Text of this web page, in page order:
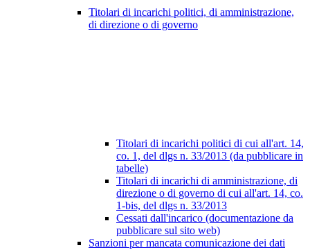
Titolari di incarichi politici, di amministrazione,
di direzione o di governo
Titolari di incarichi politici di cui all'art. 14,
co. 1, del dlgs n. 33/2013 (da pubblicare in
tabelle)
Titolari di incarichi di amministrazione, di
direzione o di governo di cui all'art. 14, co.
1-bis, del dlgs n. 33/2013
Cessati dall'incarico (documentazione da
pubblicare sul sito web)
Sanzioni per mancata comunicazione dei dati